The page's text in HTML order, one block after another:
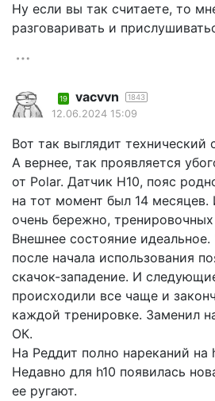
Ну если вы так считаете, то
разговаривать и
19 vacvvn 1843
12.06.2024 15:09
Вот так выглядит технический
А вернее, так проявляется
от Polar. Датчик H10, пояс
на тот момент был 14 месяцев.
очень бережно,
Внешнее состояние идеальное.
после начала использования
скачок-западение. И
происходили все чаще и
каждой тренировке. Заменил
ОК.
На Реддит полно нареканий на
Недавно для h10 появилась
ее ругают.